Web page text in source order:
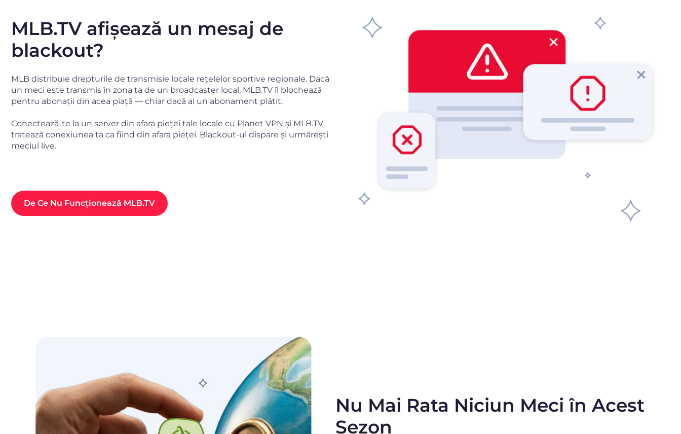
MLB.TV afișează un mesaj de
blackout?
MLB distribuie drepturile de transmisie locale rețelelor sportive regionale. Dacă
un meci este transmis în zona ta de un broadcaster local, MLB.TV îl blochează
pentru abonații din acea piață — chiar dacă ai un abonament plătit.
Conectează-te la un server din afara pieței tale locale cu Planet VPN și MLB.TV
tratează conexiunea ta ca fiind din afara pieței. Blackout-ul dispare și urmărești
meciul live.
De Ce Nu Funcționează MLB.TV
Nu Mai Rata Niciun Meci în Acest
Sezon